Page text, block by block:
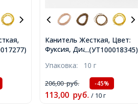
...(УТ100018345)
Канитель Жесткая, Цвет:
Фуксия, Диаметр 1.25мм,
около 165см/10г,
(УТ100018345)
Упаковка: 10 г
206,00руб. -45%
113,00 руб. / 10 г